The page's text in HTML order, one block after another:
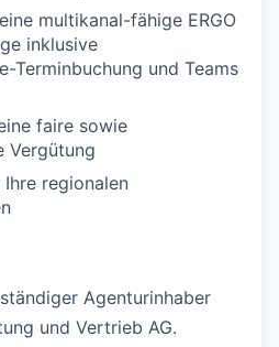
multikanal-fähige ERGO
inklusive
Terminbuchung und Teams
faire sowie
Vergütung
regionalen
Agenturinhaber
und Vertrieb AG.